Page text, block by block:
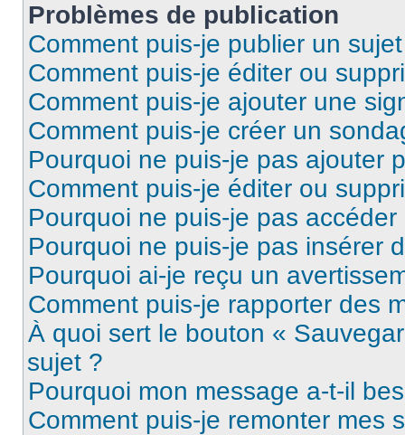
Problèmes de publication
Comment puis-je publier un
Comment puis-je éditer ou
Comment puis-je ajouter une
Comment puis-je créer un
Pourquoi ne puis-je pas ajouter
Comment puis-je éditer ou
Pourquoi ne puis-je pas
Pourquoi ne puis-je pas insérer
Pourquoi ai-je reçu un
Comment puis-je rapporter des
À quoi sert le bouton «
sujet ?
Pourquoi mon message a-t-il
Comment puis-je remonter mes